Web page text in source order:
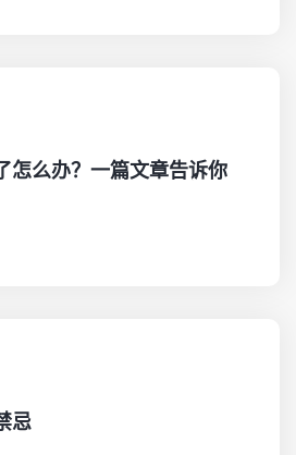
怎么办？一篇文章告诉你
忌